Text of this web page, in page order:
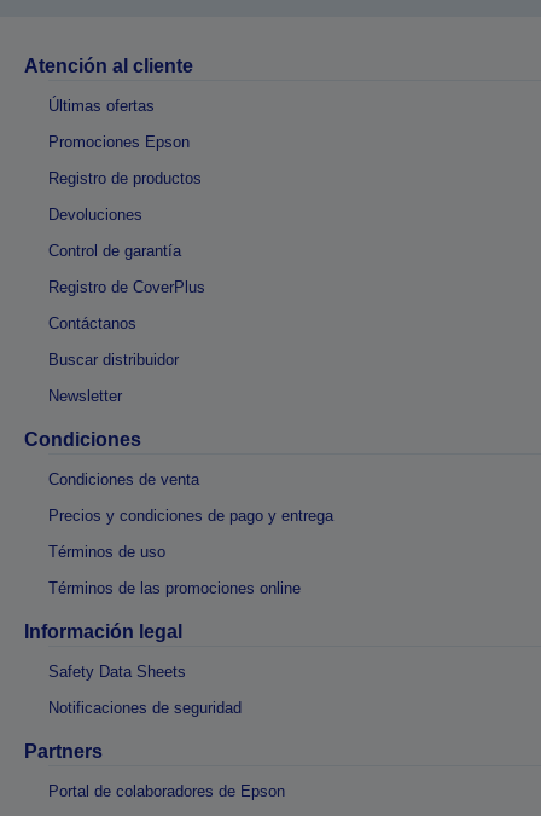
Atención al cliente
Últimas ofertas
Promociones Epson
Registro de productos
Devoluciones
Control de garantía
Registro de CoverPlus
Contáctanos
Buscar distribuidor
Newsletter
Condiciones
Condiciones de venta
Precios y condiciones de pago y entrega
Términos de uso
Términos de las promociones online
Información legal
Safety Data Sheets
Notificaciones de seguridad
Partners
Portal de colaboradores de Epson